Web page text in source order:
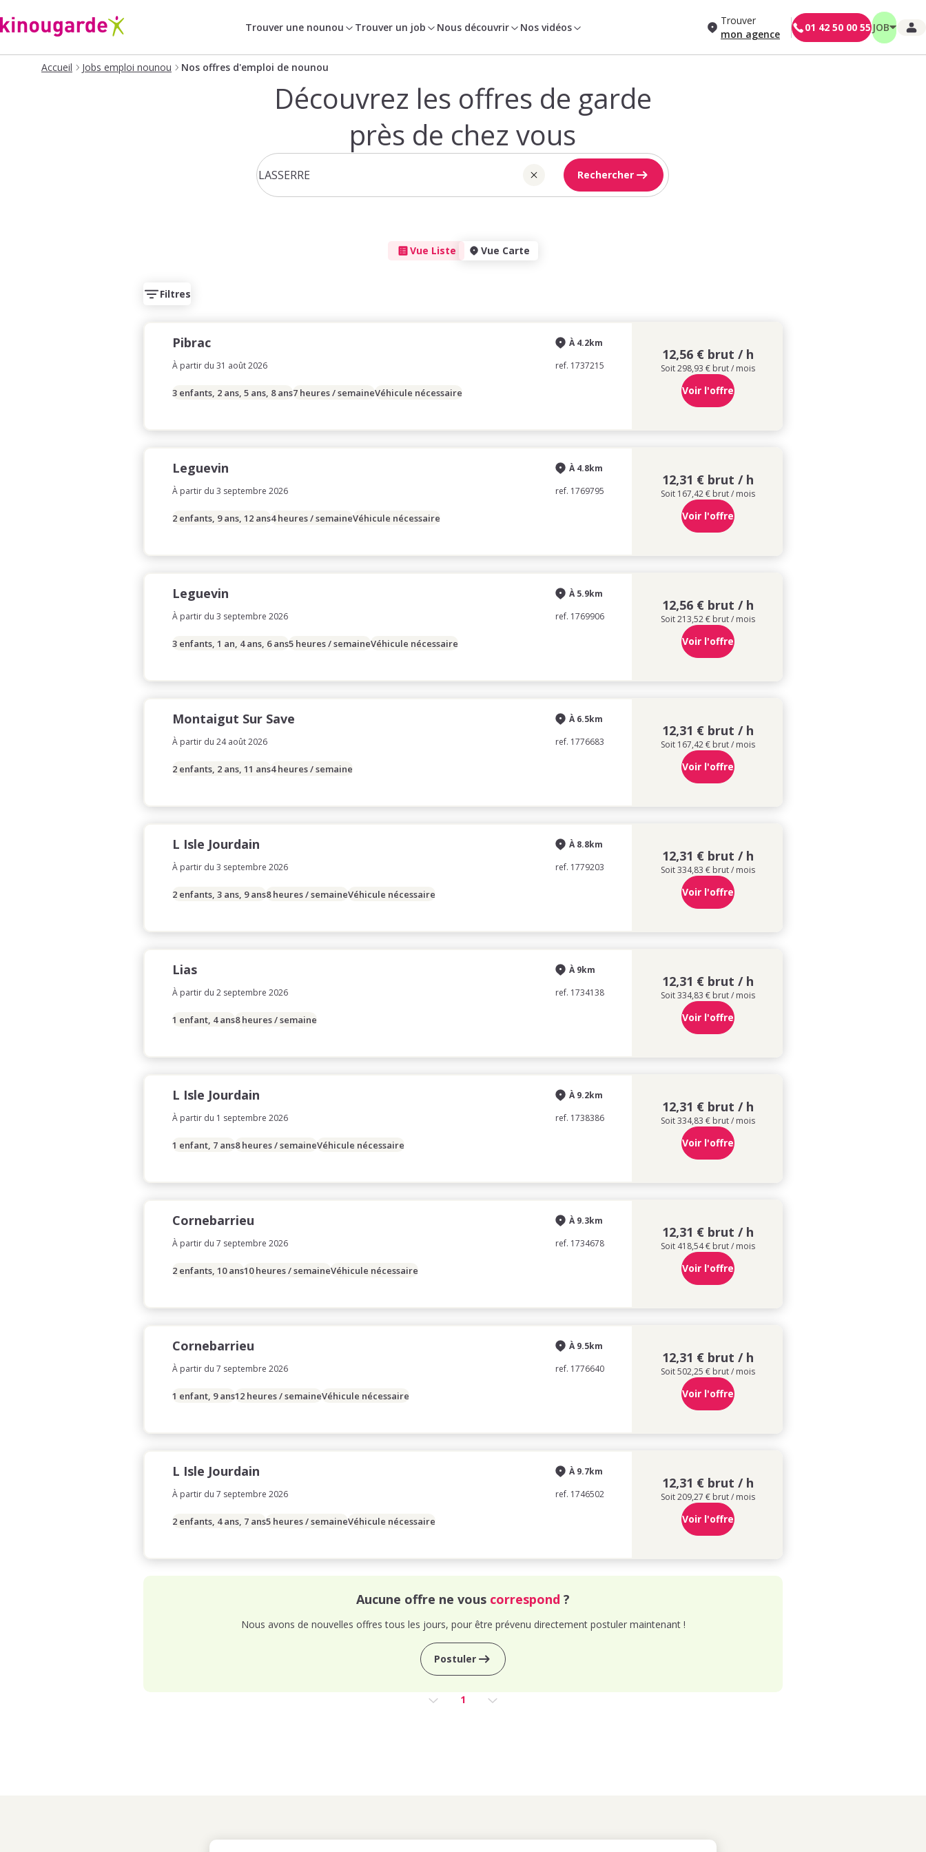
Trouver une nounou Trouver un job Nous découvrir Nos vidéos
Trouver
mon agence
01 42 50 00 55 JOB
Accueil Jobs emploi nounou Nos offres d'emploi de nounou
Découvrez les offres de garde
près de chez vous
Rechercher
Vue Liste Vue Carte
Filtres
Pibrac
À partir du 31 août 2026
À 4.2km
ref. 1737215
3 enfants, 2 ans, 5 ans, 8 ans7 heures / semaineVéhicule nécessaire
12,56 € brut / h
Soit 298,93 € brut / mois
Voir l'offre
Leguevin
À partir du 3 septembre 2026
À 4.8km
ref. 1769795
2 enfants, 9 ans, 12 ans4 heures / semaineVéhicule nécessaire
12,31 € brut / h
Soit 167,42 € brut / mois
Voir l'offre
Leguevin
À partir du 3 septembre 2026
À 5.9km
ref. 1769906
3 enfants, 1 an, 4 ans, 6 ans5 heures / semaineVéhicule nécessaire
12,56 € brut / h
Soit 213,52 € brut / mois
Voir l'offre
Montaigut Sur Save
À partir du 24 août 2026
À 6.5km
ref. 1776683
2 enfants, 2 ans, 11 ans4 heures / semaine
12,31 € brut / h
Soit 167,42 € brut / mois
Voir l'offre
L Isle Jourdain
À partir du 3 septembre 2026
À 8.8km
ref. 1779203
2 enfants, 3 ans, 9 ans8 heures / semaineVéhicule nécessaire
12,31 € brut / h
Soit 334,83 € brut / mois
Voir l'offre
Lias
À partir du 2 septembre 2026
À 9km
ref. 1734138
1 enfant, 4 ans8 heures / semaine
12,31 € brut / h
Soit 334,83 € brut / mois
Voir l'offre
L Isle Jourdain
À partir du 1 septembre 2026
À 9.2km
ref. 1738386
1 enfant, 7 ans8 heures / semaineVéhicule nécessaire
12,31 € brut / h
Soit 334,83 € brut / mois
Voir l'offre
Cornebarrieu
À partir du 7 septembre 2026
À 9.3km
ref. 1734678
2 enfants, 10 ans10 heures / semaineVéhicule nécessaire
12,31 € brut / h
Soit 418,54 € brut / mois
Voir l'offre
Cornebarrieu
À partir du 7 septembre 2026
À 9.5km
ref. 1776640
1 enfant, 9 ans12 heures / semaineVéhicule nécessaire
12,31 € brut / h
Soit 502,25 € brut / mois
Voir l'offre
L Isle Jourdain
À partir du 7 septembre 2026
À 9.7km
ref. 1746502
2 enfants, 4 ans, 7 ans5 heures / semaineVéhicule nécessaire
12,31 € brut / h
Soit 209,27 € brut / mois
Voir l'offre
Aucune offre ne vous correspond ?
Nous avons de nouvelles offres tous les jours, pour être prévenu directement postuler maintenant !
Postuler
1